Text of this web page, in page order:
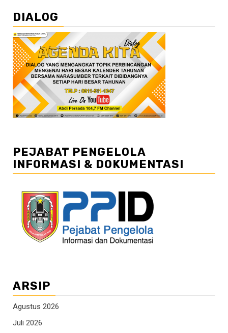
DIALOG
PEJABAT PENGELOLA
INFORMASI & DOKUMENTASI
ARSIP
Agustus 2026
Juli 2026